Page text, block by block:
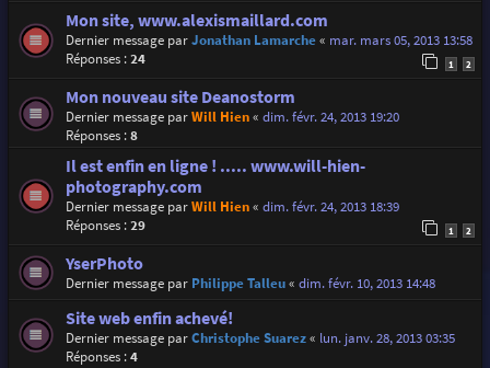
Mon site, www.alexismaillard.com
Dernier message parJonathan Lamarche« mar. mars 05, 2013 13:58
Réponses :24 1 2
Mon nouveau site Deanostorm
Dernier message parWill Hien« dim. févr. 24, 2013 19:20
Réponses :8
Il est enfin en ligne ! ..... www.will-hien-
photography.com
Dernier message parWill Hien« dim. févr. 24, 2013 18:39
Réponses :29 1 2
YserPhoto
Dernier message par Philippe Talleu« dim. févr. 10, 2013 14:48
Site web enfin achevé!
Dernier message parChristophe Suarez« lun. janv. 28, 2013 03:35
Réponses :4